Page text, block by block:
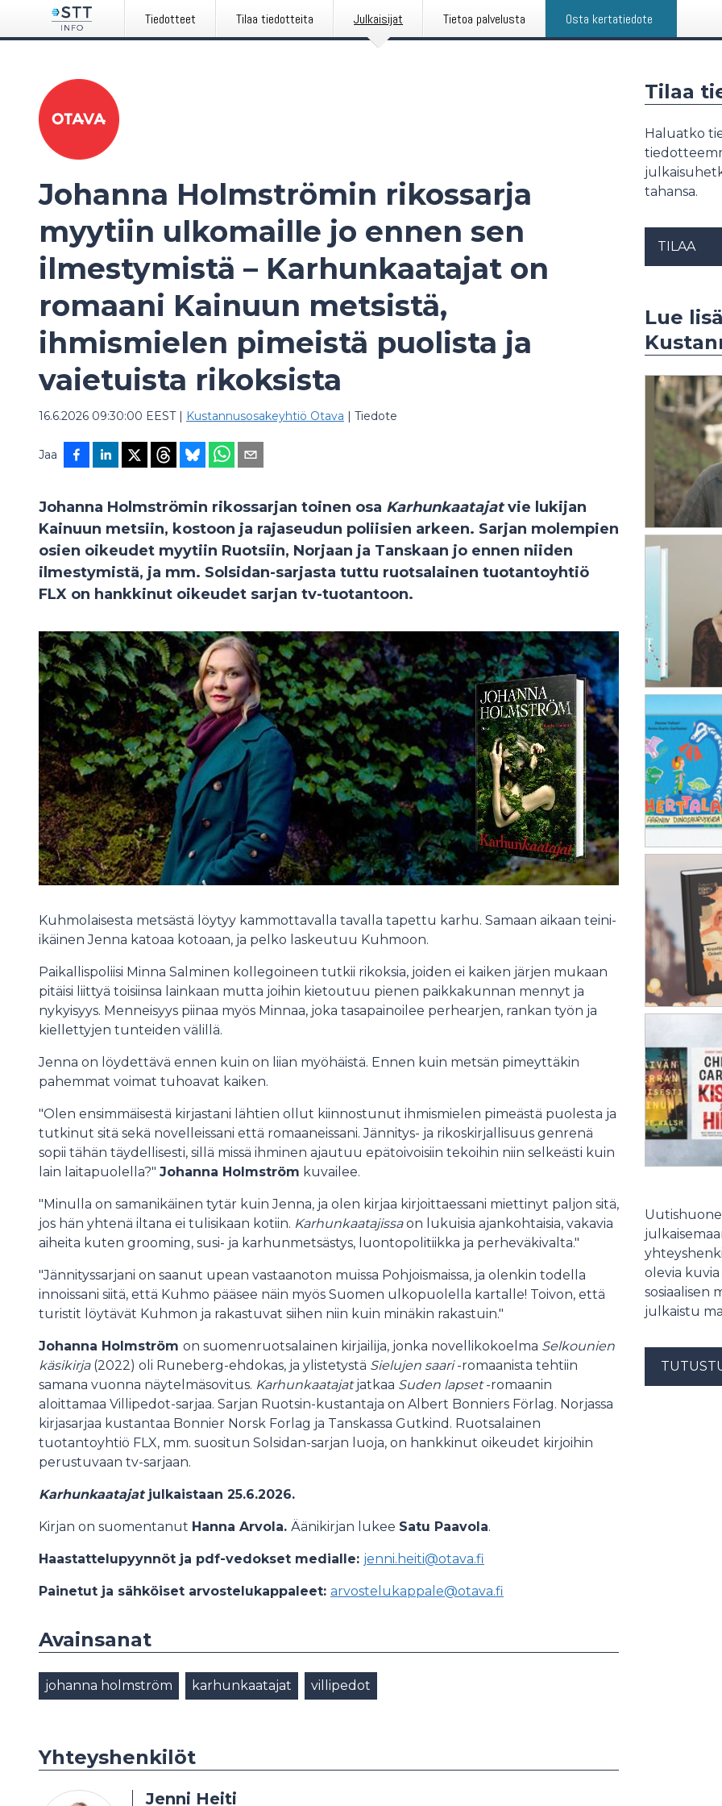
Tiedotteet Tilaa tiedotteita Julkaisijat Tietoa palvelusta Osta kertatiedote
Johanna Holmströmin rikossarja
myytiin ulkomaille jo ennen sen
ilmestymistä – Karhunkaatajat on
romaani Kainuun metsistä,
ihmismielen pimeistä puolista ja
vaietuista rikoksista
16.6.2026 09:30:00 EEST| Kustannusosakeyhtiö Otava | Tiedote
Jaa
Johanna Holmströmin rikossarjan toinen osa Karhunkaatajatvie lukijan
Kainuun metsiin, kostoon ja rajaseudun poliisien arkeen. Sarjan molempien
osien oikeudet myytiin Ruotsiin, Norjaan ja Tanskaan jo ennen niiden
ilmestymistä, ja mm. Solsidan-sarjasta tuttu ruotsalainen tuotantoyhtiö
FLX on hankkinut oikeudet sarjan tv-tuotantoon.
Kuhmolaisesta metsästä löytyy kammottavalla tavalla tapettu karhu. Samaan aikaan teini-
ikäinen Jenna katoaa kotoaan, ja pelko laskeutuu Kuhmoon.
Paikallispoliisi Minna Salminen kollegoineen tutkii rikoksia, joiden ei kaiken järjen mukaan
pitäisi liittyä toisiinsa lainkaan mutta joihin kietoutuu pienen paikkakunnan mennyt ja
nykyisyys. Menneisyys piinaa myös Minnaa, joka tasapainoilee perhearjen, rankan työn ja
kiellettyjen tunteiden välillä.
Jenna on löydettävä ennen kuin on liian myöhäistä. Ennen kuin metsän pimeyttäkin
pahemmat voimat tuhoavat kaiken.
"Olen ensimmäisestä kirjastani lähtien ollut kiinnostunut ihmismielen pimeästä puolesta ja
tutkinut sitä sekä novelleissani että romaaneissani. Jännitys- ja rikoskirjallisuus genrenä
sopii tähän täydellisesti, sillä missä ihminen ajautuu epätoivoisiin tekoihin niin selkeästi kuin
lain laitapuolella?" Johanna Holmström kuvailee.
"Minulla on samanikäinen tytär kuin Jenna, ja olen kirjaa kirjoittaessani miettinyt paljon sitä,
jos hän yhtenä iltana ei tulisikaan kotiin. Karhunkaatajissaon lukuisia ajankohtaisia, vakavia
aiheita kuten grooming, susi- ja karhunmetsästys, luontopolitiikka ja perheväkivalta."
"Jännityssarjani on saanut upean vastaanoton muissa Pohjoismaissa, ja olenkin todella
innoissani siitä, että Kuhmo pääsee näin myös Suomen ulkopuolella kartalle! Toivon, että
turistit löytävät Kuhmon ja rakastuvat siihen niin kuin minäkin rakastuin."
Johanna Holmström on suomenruotsalainen kirjailija, jonka novellikokoelma Selkounien
käsikirja(2022) oli Runeberg-ehdokas, ja ylistetystä Sielujen saari-romaanista tehtiin
samana vuonna näytelmäsovitus. Karhunkaatajatjatkaa Suden lapset-romaanin
aloittamaa Villipedot-sarjaa. Sarjan Ruotsin-kustantaja on Albert Bonniers Förlag. Norjassa
kirjasarjaa kustantaa Bonnier Norsk Forlag ja Tanskassa Gutkind. Ruotsalainen
tuotantoyhtiö FLX, mm. suositun Solsidan-sarjan luoja, on hankkinut oikeudet kirjoihin
perustuvaan tv-sarjaan.
Karhunkaatajat julkaistaan 25.6.2026.
Kirjan on suomentanut Hanna Arvola. Äänikirjan lukee Satu Paavola.
Haastattelupyynnöt ja pdf-vedokset medialle: jenni.heiti@otava.fi
Painetut ja sähköiset arvostelukappaleet: arvostelukappale@otava.fi
Avainsanat
johanna holmström karhunkaatajat villipedot
Yhteyshenkilöt
Jenni Heiti
Tilaa
Haluatko
tahansa.
TILAA
Lue
olevia
sosiaalisen
julkaistu